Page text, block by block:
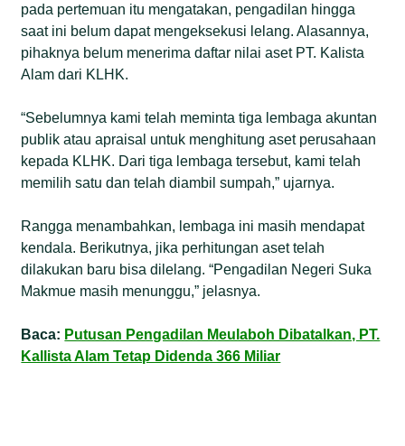
pada pertemuan itu mengatakan, pengadilan hingga
saat ini belum dapat mengeksekusi lelang. Alasannya,
pihaknya belum menerima daftar nilai aset PT. Kalista
Alam dari KLHK.
“Sebelumnya kami telah meminta tiga lembaga akuntan
publik atau apraisal untuk menghitung aset perusahaan
kepada KLHK. Dari tiga lembaga tersebut, kami telah
memilih satu dan telah diambil sumpah,” ujarnya.
Rangga menambahkan, lembaga ini masih mendapat
kendala. Berikutnya, jika perhitungan aset telah
dilakukan baru bisa dilelang. “Pengadilan Negeri Suka
Makmue masih menunggu,” jelasnya.
Baca: Putusan Pengadilan Meulaboh Dibatalkan, PT.
Kallista Alam Tetap Didenda 366 Miliar